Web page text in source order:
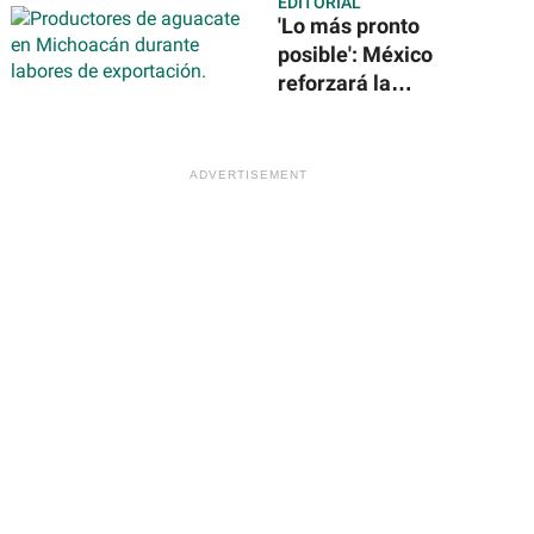
solares en la
Estación Espacial
Internacional
'Lo más pronto
posible': México
reforzará la
exportación de